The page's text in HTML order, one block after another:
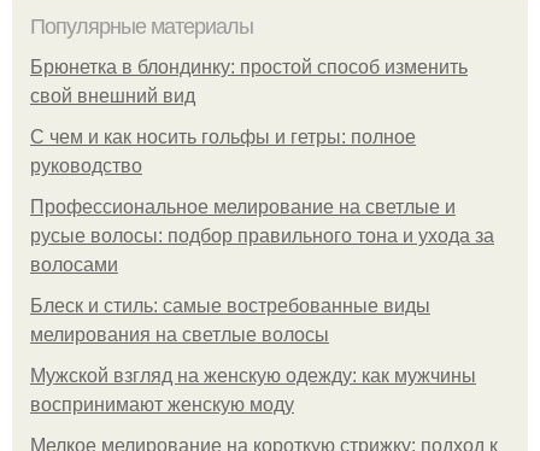
Популярные материалы
Брюнетка в блондинку: простой способ изменить
свой внешний вид
С чем и как носить гольфы и гетры: полное
руководство
Профессиональное мелирование на светлые и
русые волосы: подбор правильного тона и ухода за
волосами
Блеск и стиль: самые востребованные виды
мелирования на светлые волосы
Мужской взгляд на женскую одежду: как мужчины
воспринимают женскую моду
Мелкое мелирование на короткую стрижку: подход к